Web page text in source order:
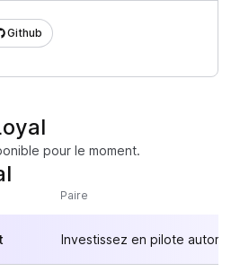
Github
pour le moment.
Paire
Investissez en pilote